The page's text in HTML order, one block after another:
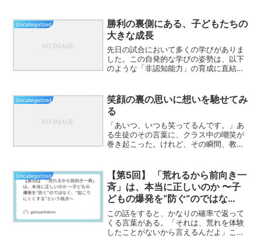
店舗へ行っても麺の硬さやだ...
Uncategorized
勝利の裏側にある、子どもたちの
大きな成長
先日の試合において多くの学びがありま
した。この自発的な学びの姿勢は、以下
のような「非認知能力」の育成に直結し
として協働する力• 課題を冷静に分析
し、次の行動に活かす...
Uncategorized
笑顔の裏の思いに想いを馳せてみ
る
「あいつ、いつも笑ってるんです。」あ
る生徒のその言葉に、クラス中の嘲笑が
巻き起こった。けれど、その瞬間、教室
のだ。その場にいた全員が息をのんだ。
あの子がなぜ笑うのか、何...
Uncategorized
【第5回】 「荒れるから前向き一
斉」は、本当に正しいのか 〜子
どもの爆発を“防ぐ”のではな
く、“起こりにくくする”という視
点〜
この話をすると、かなりの確率で返って
くる言葉がある。「それは、荒れを体験
したことがないから言えるんだよ」この